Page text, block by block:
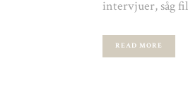
intervjuer, såg
READ MORE